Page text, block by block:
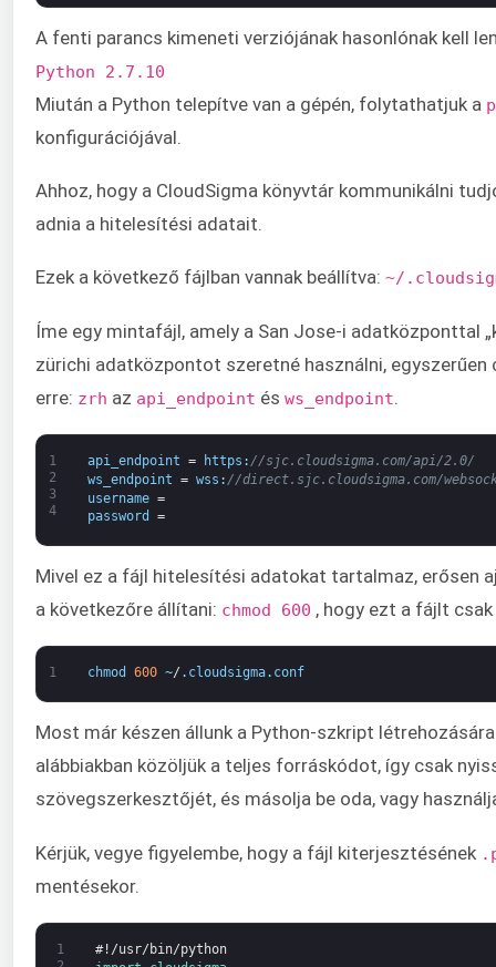
A fenti parancs kimeneti verziójának hasonlónak kell
Python 2.7.10
Miután a Python telepítve van a gépén, folytathatjuk a
konfigurációjával.
Ahhoz, hogy a CloudSigma könyvtár kommunikálni
adnia a hitelesítési adatait.
Ezek a következő fájlban vannak beállítva: ~/
Íme egy mintafájl, amely a San Jose-i adatközponttal
zürichi adatközpontot szeretné használni, egyszerűen
erre: zrh az api_endpoint és ws_endpoint
1
2
3
4
api_endpoint = https : //sjc.cloudsigma.com/api/2.0/
ws_endpoint = wss : //direct.sjc.cloudsigma.com/
username =
password
=
Mivel ez a fájl hitelesítési adatokat tartalmaz, erősen
a következőre állítani: chmod 600 , hogy ezt a fájlt
1 chmod 600 ~/ . cloudsigma. conf
Most már készen állunk a Python-szkript
alábbiakban közöljük a teljes forráskódot, így csak
szövegszerkesztőjét, és másolja be oda, vagy
Kérjük, vegye figyelembe, hogy a fájl kiterjesztésének
mentésekor.
1
#!/usr/bin/python